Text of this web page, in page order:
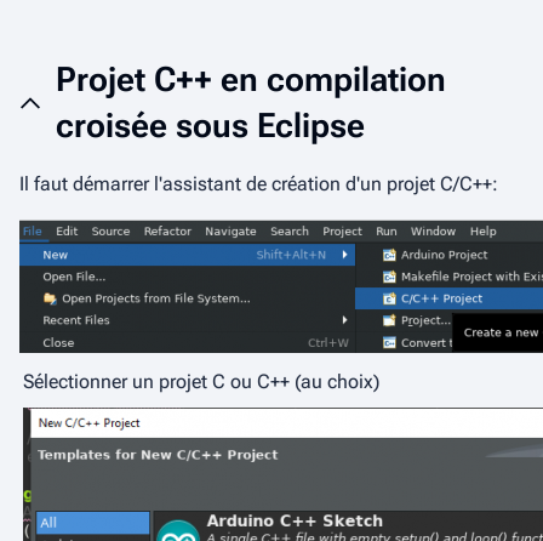
Projet C++ en compilation
croisée sous Eclipse
Il faut démarrer l'assistant de création d'un projet C/C++:
Sélectionner un projet C ou C++ (au choix)